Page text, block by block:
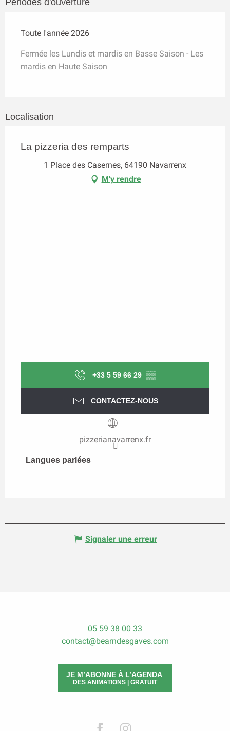
Périodes d'ouverture
Toute l'année 2026
Fermée les Lundis et mardis en Basse Saison - Les
mardis en Haute Saison
Localisation
La pizzeria des remparts
1 Place des Casernes, 64190 Navarrenx
M'y rendre
+33 5 59 66 29 ▒▒
CONTACTEZ-NOUS
pizzerianavarrenx.fr
Langues parlées
Langues parlées
Signaler une erreur
05 59 38 00 33
contact@bearndesgaves.com
JE M’ABONNE À L’AGENDA
DES ANIMATIONS | GRATUIT